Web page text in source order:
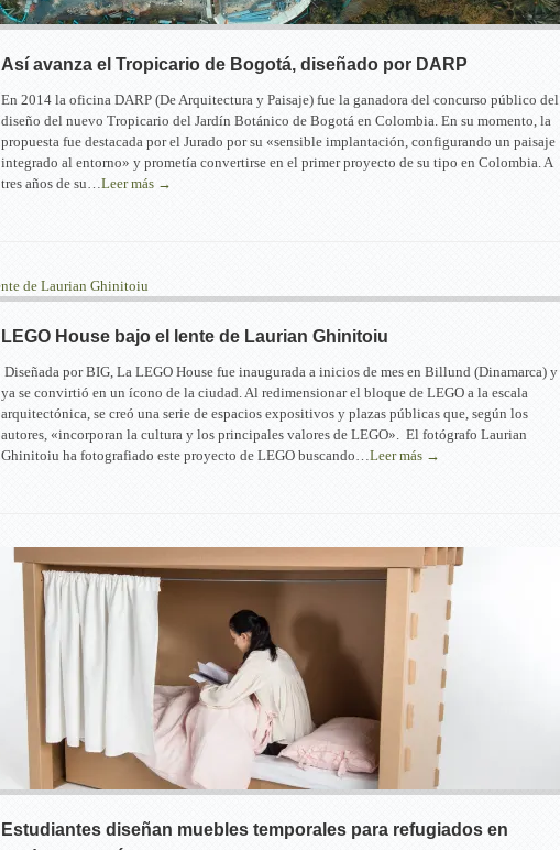
Así avanza el Tropicario de Bogotá, diseñado por DARP
En 2014 la oficina DARP (De Arquitectura y Paisaje) fue la ganadora del concurso público del
diseño del nuevo Tropicario del Jardín Botánico de Bogotá en Colombia. En su momento, la
propuesta fue destacada por el Jurado por su «sensible implantación, configurando un paisaje
integrado al entorno» y prometía convertirse en el primer proyecto de su tipo en Colombia. A
tres años de su…Leer más →
LEGO House bajo el lente de Laurian Ghinitoiu
Diseñada por BIG, La LEGO House fue inaugurada a inicios de mes en Billund (Dinamarca) y
ya se convirtió en un ícono de la ciudad. Al redimensionar el bloque de LEGO a la escala
arquitectónica, se creó una serie de espacios expositivos y plazas públicas que, según los
autores, «incorporan la cultura y los principales valores de LEGO». El fotógrafo Laurian
Ghinitoiu ha fotografiado este proyecto de LEGO buscando…Leer más →
Estudiantes diseñan muebles temporales para refugiados en